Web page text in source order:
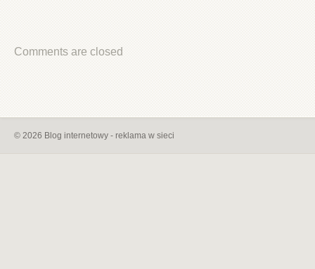
Comments are closed
© 2026 Blog internetowy - reklama w sieci